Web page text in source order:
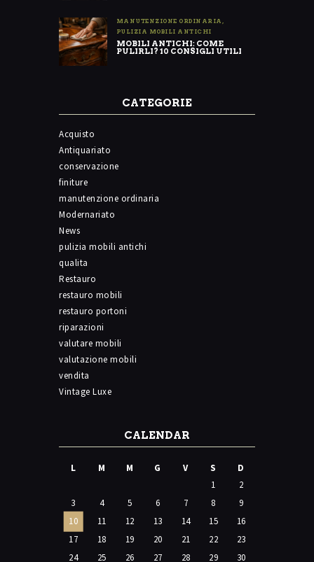
MANUTENZIONE ORDINARIA ,
PULIZIA MOBILI ANTICHI
MOBILI ANTICHI: COME
PULIRLI? 10 CONSIGLI UTILI
CATEGORIE
Acquisto
Antiquariato
conservazione
finiture
manutenzione ordinaria
Modernariato
News
pulizia mobili antichi
qualita
Restauro
restauro mobili
restauro portoni
riparazioni
valutare mobili
valutazione mobili
vendita
Vintage Luxe
CALENDAR
L M M G V S
D
1
2
3
4 5 6 7 8
9
10
11 12 13 14 15
16
17
18 19 20 21 22
23
24
25 26 27 28 29
30